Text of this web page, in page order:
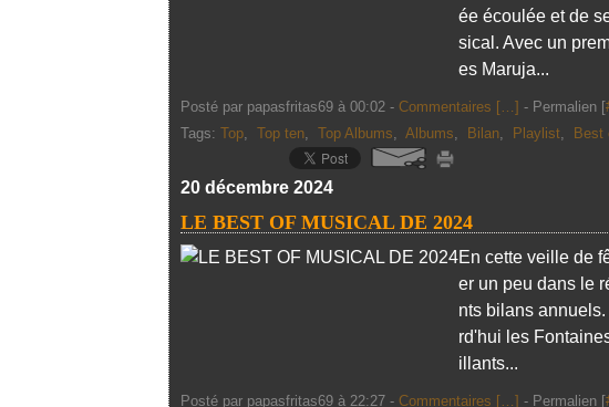
ée écoulée et de
sical. Avec un
es Maruja...
Posté par papasfritas69 à 00:02 - Commentaires […] - Permalien [
Tags: Top, Top ten, Top Albums, Albums, Bilan, Playlist, Best
20 décembre 2024
LE BEST OF MUSICAL DE 2024
En cette veille de
er un peu dans le
nts bilans
rd'hui les
illants...
Posté par papasfritas69 à 22:27 - Commentaires […] - Permalien [